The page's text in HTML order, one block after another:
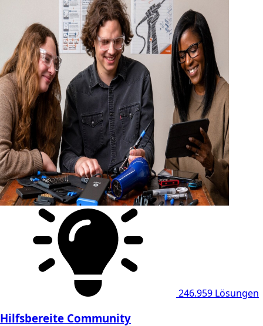
246.959 Lösungen
Hilfsbereite Community